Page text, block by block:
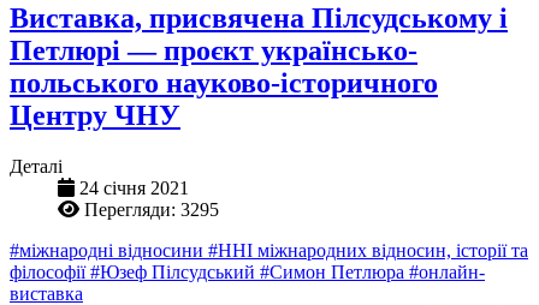
Виставка, присвячена Пілсудському і
Петлюрі — проєкт українсько-
польського науково-історичного
Центру ЧНУ
Деталі
24 січня 2021
Перегляди: 3295
#міжнародні відносини #ННІ міжнародних відносин, історії та
філософії#Юзеф Пілсудський #Симон Петлюра #онлайн-
виставка